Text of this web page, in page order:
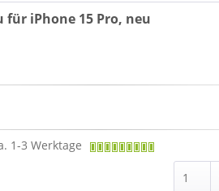
iPhone 15 Pro, neu
1-3 Werktage